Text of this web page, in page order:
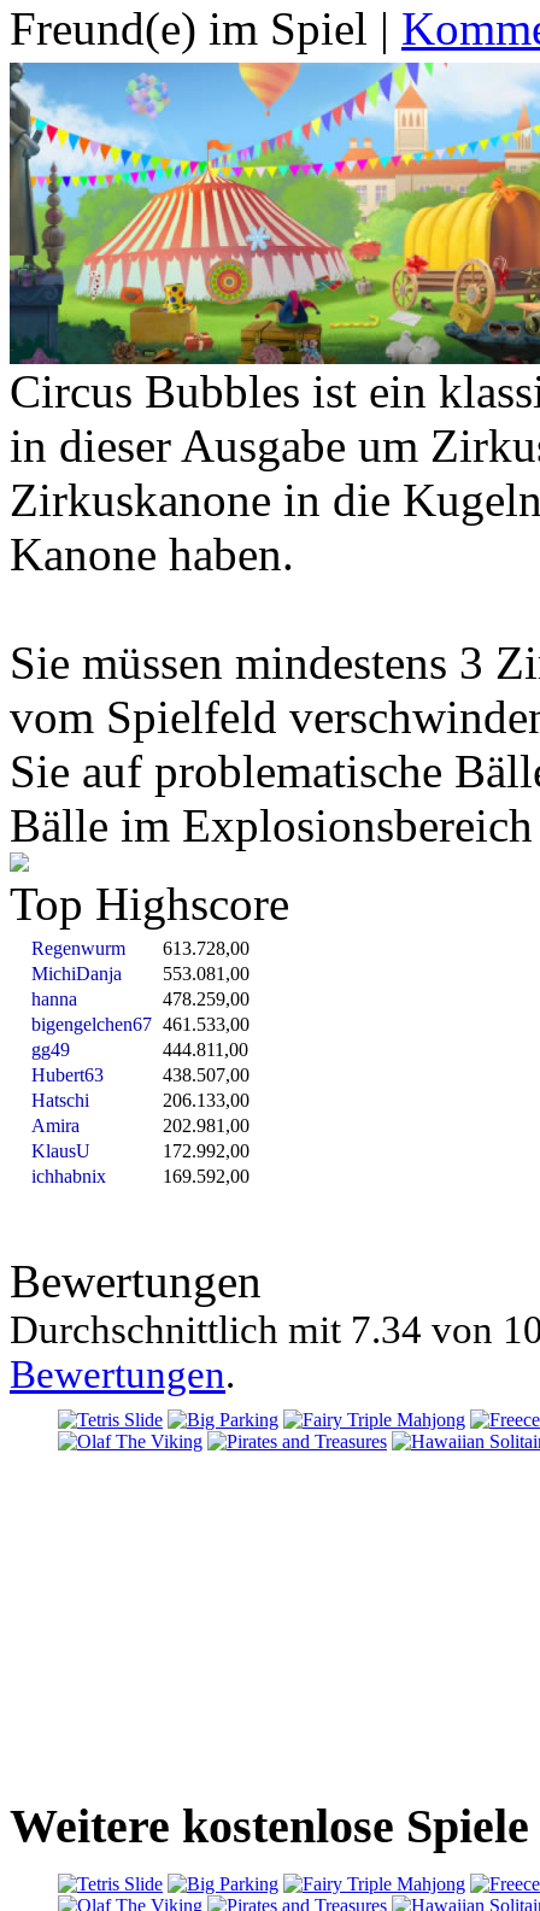
Freund(e) im Spiel |
Circus Bubbles ist ein
in dieser Ausgabe um
Zirkuskanone in die
Kanone haben.
Sie müssen mindestens 3
vom Spielfeld
Sie auf problematische
Bälle im
Top Highscore
Regenwurm
613.728,00
MichiDanja
553.081,00
hanna
478.259,00
bigengelchen67 461.533,00
gg49
444.811,00
Hubert63
438.507,00
Hatschi
206.133,00
Amira
202.981,00
KlausU
172.992,00
ichhabnix
169.592,00
Bewertungen
Durchschnittlich mit 7.34 von
Bewertungen.
Weitere kostenlose